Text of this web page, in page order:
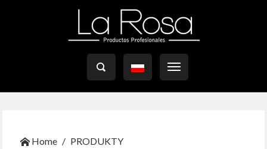

Home
PRODUKTY